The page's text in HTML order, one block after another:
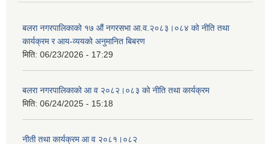
बलरा नगरपालिकाको १७ औं नगरसभा आ.व.२०८३।०८४ को नीति तथा
कार्यक्रम र आय-व्ययको अनुमानित बिबरण
मिति: 06/23/2026 - 17:29
बलरा नगरपालिकाको आ व २०८२।०८३ को नीति तथा कार्यक्रम
मिति: 06/24/2025 - 15:18
नीती तथा कार्यक्रम आ व २०८१।०८२